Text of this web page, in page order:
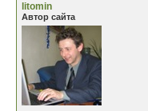
litomin
Автор сайта